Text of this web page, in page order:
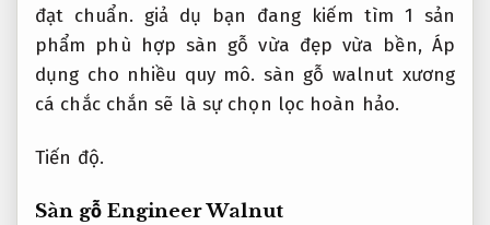
đạt chuẩn. giả dụ bạn đang kiếm tìm 1 sản
phẩm phù hợp sàn gỗ vừa đẹp vừa bền, Áp
dụng cho nhiều quy mô. sàn gỗ walnut xương
cá chắc chắn sẽ là sự chọn lọc hoàn hảo.
Tiến độ.
Sàn gỗ Engineer Walnut